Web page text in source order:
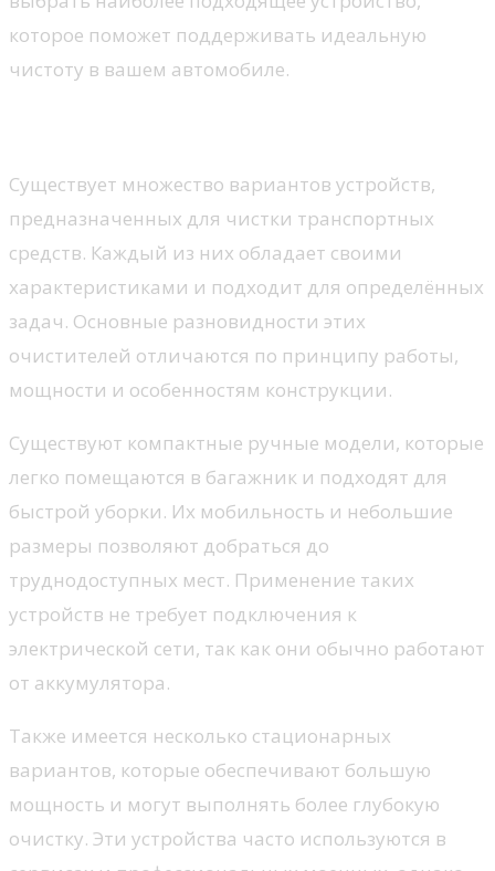
которое поможет поддерживать идеальную
чистоту в вашем автомобиле.
Существует множество вариантов устройств,
предназначенных для чистки транспортных
средств. Каждый из них обладает своими
характеристиками и подходит для определённых
задач. Основные разновидности этих
очистителей отличаются по принципу работы,
мощности и особенностям конструкции.
Существуют компактные ручные модели, которые
легко помещаются в багажник и подходят для
быстрой уборки. Их мобильность и небольшие
размеры позволяют добраться до
труднодоступных мест. Применение таких
устройств не требует подключения к
электрической сети, так как они обычно работают
от аккумулятора.
Также имеется несколько стационарных
вариантов, которые обеспечивают большую
мощность и могут выполнять более глубокую
очистку. Эти устройства часто используются в